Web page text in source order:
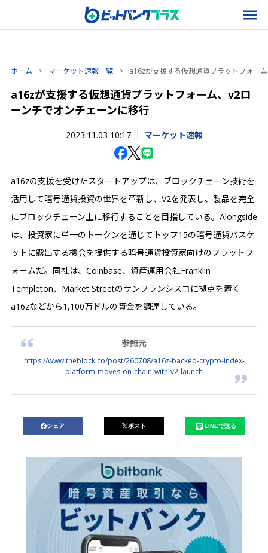
ホーム > マーケット速報一覧 > a16zが支援する仮想通貨プラットフォー
a16zが支援する仮想通貨プラットフォーム、v2ロ
ーンチでオンチェーンに移行
2023.11.03 10:17 マーケット速報
a16zの支援を受けたスタートアップは、ブロックチェーン技術を
活用して暗号通貨投資の世界を革新し、V2を発表し、製品を完全
にブロックチェーン上に移行することを目指している。Alongside
は、投資家に単一のトークンを通じてトップ15の暗号通貨バスケ
ットに露出する機会を提供する暗号通貨投資家向けのプラットフ
ォームだ。同社は、Coinbase、資産運用会社Franklin
Templeton、Market Streetのサンフランシスコに拠点を置く
a16zなどから1,100万ドルの資金を調達している。
参照元
https://www.theblock.co/post/260708/a16z-backed-crypto-index-
platform-moves-on-chain-with-v2-launch
シェア ポスト LINEで送る